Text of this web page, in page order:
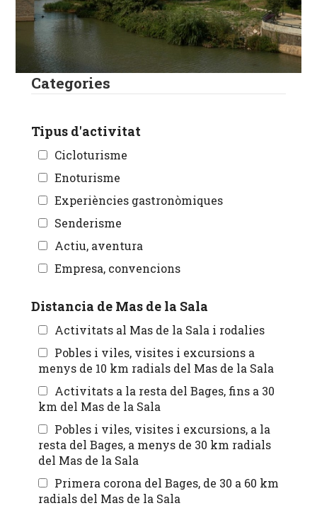
Categories
Tipus d'activitat
Cicloturisme
Enoturisme
Experiències gastronòmiques
Senderisme
Actiu, aventura
Empresa, convencions
Distancia de Mas de la Sala
Activitats al Mas de la Sala i rodalies
Pobles i viles, visites i excursions a
menys de 10 km radials del Mas de la Sala
Activitats a la resta del Bages, fins a 30
km del Mas de la Sala
Pobles i viles, visites i excursions, a la
resta del Bages, a menys de 30 km radials
del Mas de la Sala
Primera corona del Bages, de 30 a 60 km
radials del Mas de la Sala